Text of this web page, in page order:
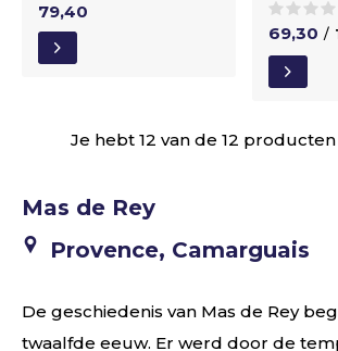
79,40
69,30 /
Je hebt 12 van de 12
Mas de Rey
Provence, Camarguais
De geschiedenis van Mas de Rey
twaalfde eeuw. Er werd door de